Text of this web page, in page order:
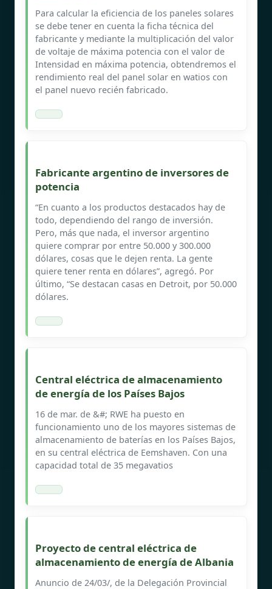
Para calcular la eficiencia de los paneles solares
se debe tener en cuenta la ficha técnica del
fabricante y mediante la multiplicación del valor
de voltaje de máxima potencia con el valor de
Intensidad en máxima potencia, obtendremos el
rendimiento real del panel solar en watios con
el panel nuevo recién fabricado.
Fabricante argentino de inversores de
potencia
“En cuanto a los productos destacados hay de
todo, dependiendo del rango de inversión.
Pero, más que nada, el inversor argentino
quiere comprar por entre 50.000 y 300.000
dólares, cosas que le dejen renta. La gente
quiere tener renta en dólares”, agregó. Por
último, “Se destacan casas en Detroit, por 50.000
dólares.
Central eléctrica de almacenamiento
de energía de los Países Bajos
16 de mar. de &#; RWE ha puesto en
funcionamiento uno de los mayores sistemas de
almacenamiento de baterías en los Países Bajos,
en su central eléctrica de Eemshaven. Con una
capacidad total de 35 megavatios
Proyecto de central eléctrica de
almacenamiento de energía de Albania
Anuncio de 24/03/, de la Delegación Provincial